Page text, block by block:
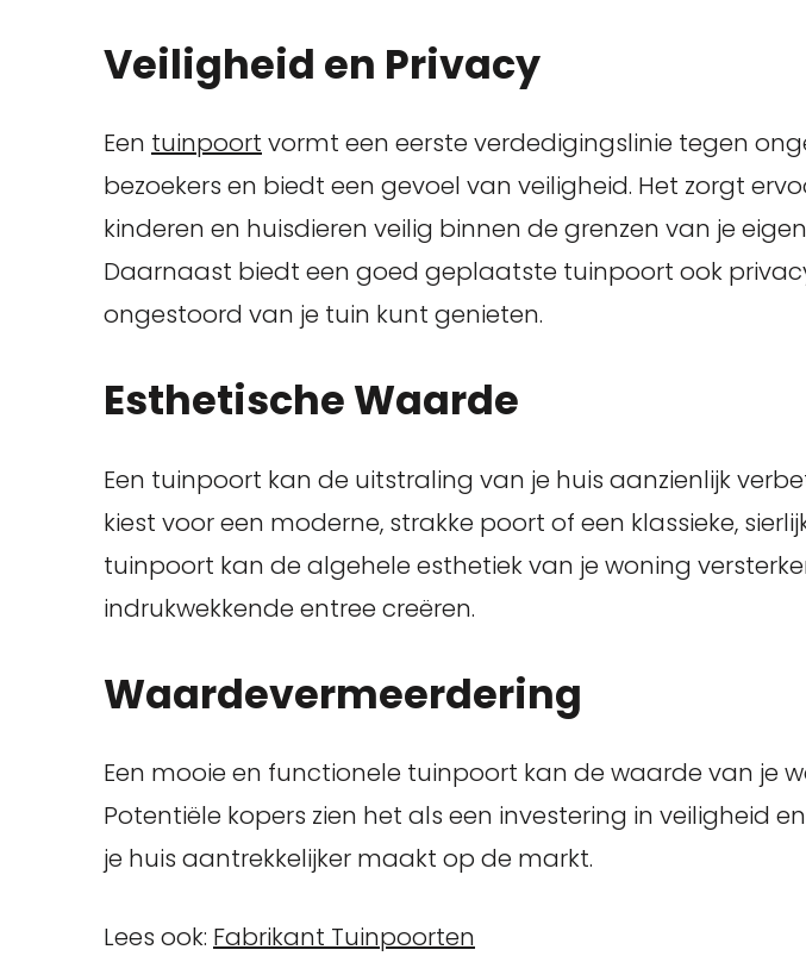
Veiligheid en Privacy
Een tuinpoort vormt een eerste verdedigingslinie tegen
bezoekers en biedt een gevoel van veiligheid. Het zorgt
kinderen en huisdieren veilig binnen de grenzen van je
Daarnaast biedt een goed geplaatste tuinpoort ook
ongestoord van je tuin kunt genieten.
Esthetische Waarde
Een tuinpoort kan de uitstraling van je huis aanzienlijk
kiest voor een moderne, strakke poort of een klassieke,
tuinpoort kan de algehele esthetiek van je woning
indrukwekkende entree creëren.
Waardevermeerdering
Een mooie en functionele tuinpoort kan de waarde van je
Potentiële kopers zien het als een investering in veiligheid
je huis aantrekkelijker maakt op de markt.
Lees ook: Fabrikant Tuinpoorten